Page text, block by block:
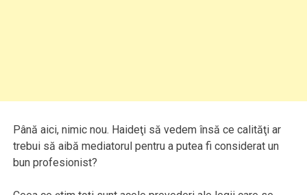
Până aici, nimic nou. Haideţi să vedem însă ce calităţi ar
trebui să aibă mediatorul pentru a putea fi considerat un
bun profesionist?